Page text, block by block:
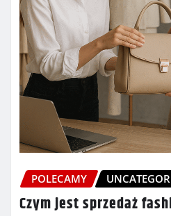
POLECAMY
Czym jest sprzedaż